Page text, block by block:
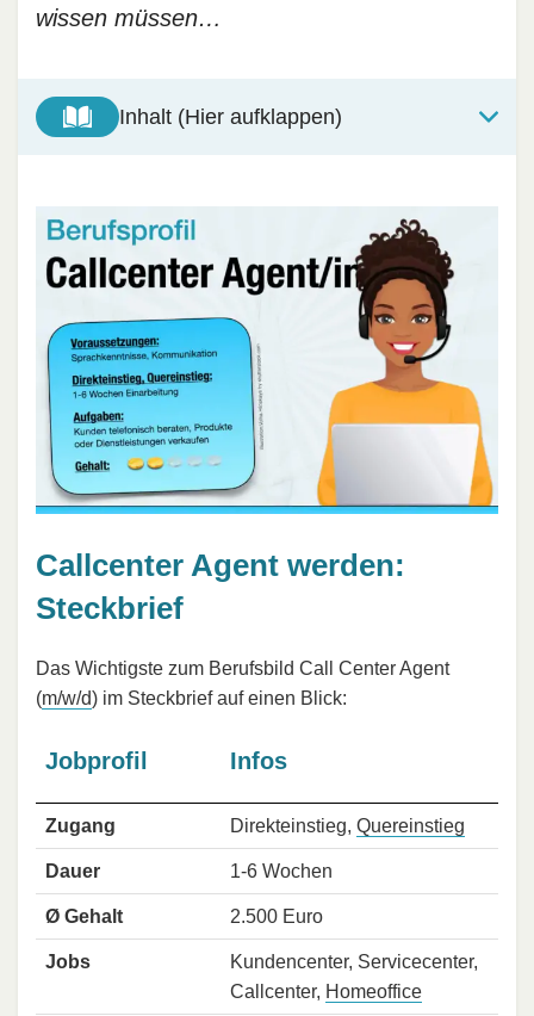
wissen müssen…
Inhalt (Hier aufklappen)
Callcenter Agent werden:
Steckbrief
Das Wichtigste zum Berufsbild Call Center Agent
(m/w/d) im Steckbrief auf einen Blick:
Jobprofil Infos
Zugang Direkteinstieg, Quereinstieg
Dauer 1-6 Wochen
Ø Gehalt 2.500 Euro
Jobs
Kundencenter, Servicecenter,
Callcenter, Homeoffice